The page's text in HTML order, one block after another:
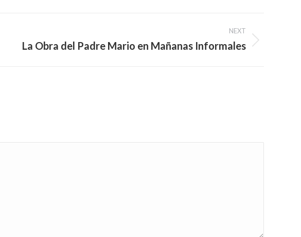
NEXT
La Obra del Padre Mario en Mañanas Informales